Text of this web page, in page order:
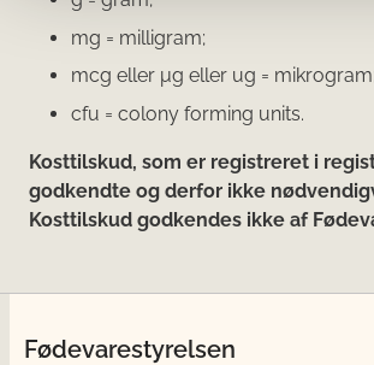
mg = milligram;
mcg eller μg eller ug =
cfu = colony forming units.
Kosttilskud, som er registreret i
godkendte og derfor ikke
Kosttilskud godkendes ikke af
Fødevarestyrelsen